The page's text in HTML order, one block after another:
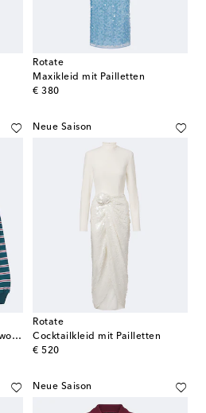
Rotate
Maxikleid mit Pailletten
€ 380
original price
Polohemd aus einem Baumwollgemisch
Neue Saison
Rotate
Cocktailkleid mit Pailletten
€ 520
original price
Neue Saison